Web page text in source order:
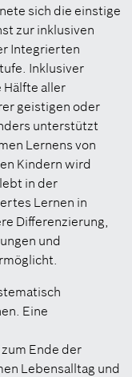
sich die einstige
zur inklusiven
Integrierten
Inklusiver
aller
geistigen oder
unterstützt
Lernens von
Kindern wird
in der
Lernen in
Differenzierung,
und
Eine
Ende der
Lebensalltag und